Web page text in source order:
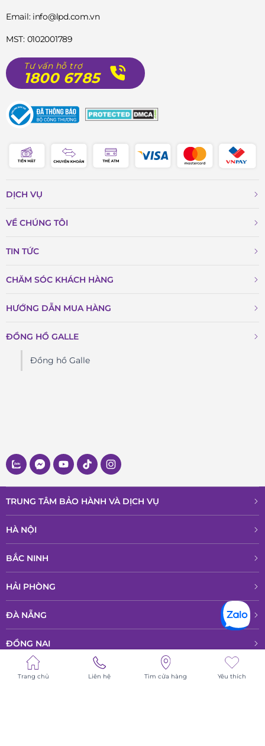
Email: info@lpd.com.vn
MST: 0102001789
Tư vấn hỗ trợ
1800 6785
DỊCH VỤ
VỀ CHÚNG TÔI
TIN TỨC
CHĂM SÓC KHÁCH HÀNG
HƯỚNG DẪN MUA HÀNG
ĐỒNG HỒ GALLE
Đồng hồ Galle
TRUNG TÂM BẢO HÀNH VÀ DỊCH VỤ
HÀ NỘI
BẮC NINH
HẢI PHÒNG
ĐÀ NẴNG
ĐỒNG NAI
HỒ CHÍ MINH
Trang chủ Liên hệ Tìm cửa hàng Yêu thích